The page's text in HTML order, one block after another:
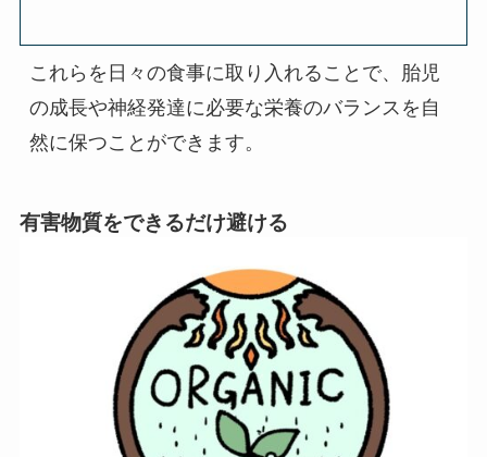
これらを日々の食事に取り入れることで、胎児
の成長や神経発達に必要な栄養のバランスを自
然に保つことができます。
有害物質をできるだけ避ける